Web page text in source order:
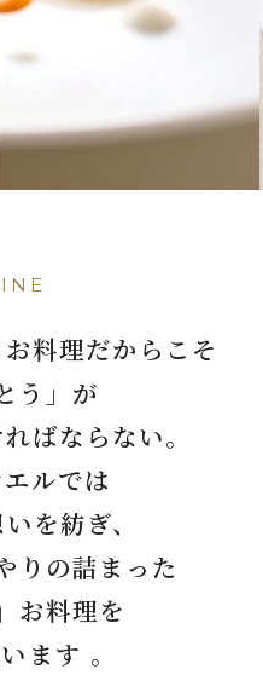
料理だからこそ
う」が
ばならない。
ルでは
を紡ぎ、
りの詰まった
お料理を
ます 。